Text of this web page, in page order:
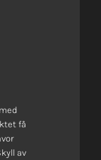
få
av